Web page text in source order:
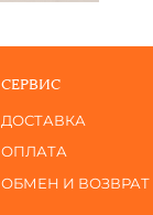
СЕРВИС
ДОСТАВКА
ОПЛАТА
ОБМЕН И ВОЗВРАТ